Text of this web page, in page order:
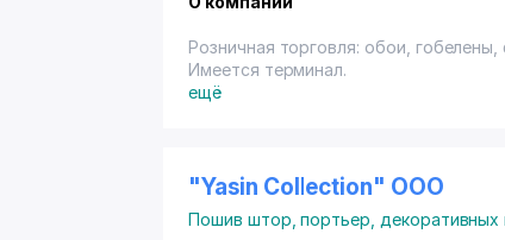
Розничная торговля: обои, гобелены,
Имеется терминал.
ещё
"Yasin Collection" ООО
Пошив штор, портьер, декоративных